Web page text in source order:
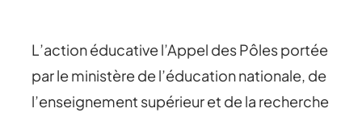
L’action éducative l’Appel des Pôles portée
par le ministère de l’éducation nationale, de
l’enseignement supérieur et de la recherche